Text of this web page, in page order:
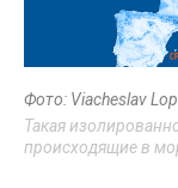
Фото: Viacheslav
Такая
происходящие в